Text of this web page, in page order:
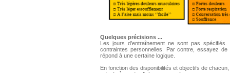
Quelques précisions ...
Les jours d’entraînement ne sont pas
contraintes personnelles. Par contre, essayez de
répond à une certaine logique.
En fonction des disponibilités et objectifs de